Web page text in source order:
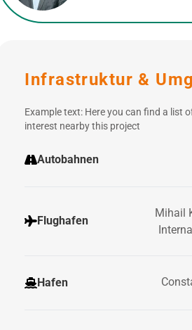
Infrastruktur &
Example text: Here you can find a list
interest nearby this project
Autobahnen
Flughafen
Mihail
Hafen